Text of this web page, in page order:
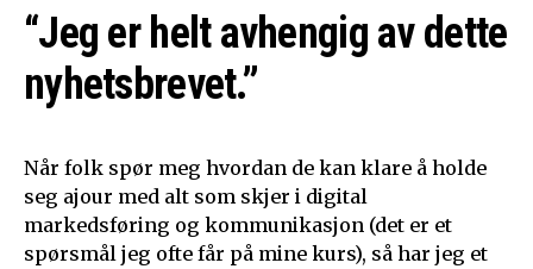
“Jeg er helt avhengig av dette
nyhetsbrevet.”
Når folk spør meg hvordan de kan klare å holde
seg ajour med alt som skjer i digital
markedsføring og kommunikasjon (det er et
spørsmål jeg ofte får på mine kurs), så har jeg et